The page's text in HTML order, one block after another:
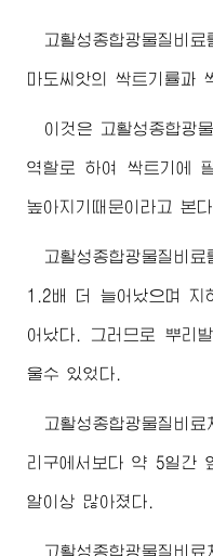
고활성종합광물질비
마도씨앗의 싹트기률과
이것은 고활성종합광
역할로 하여 싹트기에
높아지기때문이라고 본다.
고활성종합광물질비
1.2배 더 늘어났으며 지
어났다. 그러므로 뿌리
울수 있었다.
고활성종합광물질비
리구에서보다 약 5일간
알이상 많아졌다.
고활성종합광물질비